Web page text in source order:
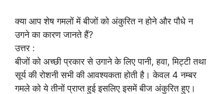
क्या आप शेष गमलों में बीजों को अंकुरित न होने और पौधे न
उगने का कारण जानते हैं?
उत्तर :
बीजों को अच्छी प्रकार से उगाने के लिए पानी, हवा, मिट्टी तथा
सूर्य की रोशनी सभी की आवश्यकता होती है। केवल 4 नम्बर
गमले को ये तीनों प्राप्त हुई इसलिए इसमें बीज अंकुरित हुए।